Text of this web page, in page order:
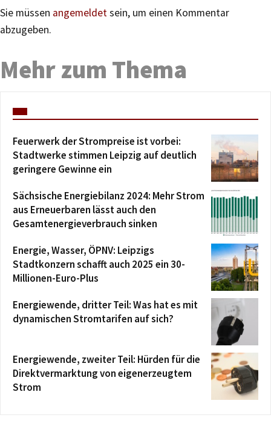
Sie müssen angemeldetsein, um einen Kommentar
abzugeben.
Mehr zum Thema
Feuerwerk der Strompreise ist vorbei:
Stadtwerke stimmen Leipzig auf deutlich
geringere Gewinne ein
Sächsische Energiebilanz 2024: Mehr Strom
aus Erneuerbaren lässt auch den
Gesamtenergieverbrauch sinken
Energie, Wasser, ÖPNV: Leipzigs
Stadtkonzern schafft auch 2025 ein 30-
Millionen-Euro-Plus
Energiewende, dritter Teil: Was hat es mit
dynamischen Stromtarifen auf sich?
Energiewende, zweiter Teil: Hürden für die
Direktvermarktung von eigenerzeugtem
Strom